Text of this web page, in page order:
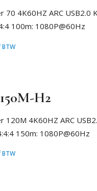
70 4K60HZ ARC USB2.0
100m: 1080P@60Hz
H2
120M 4K60HZ ARC
150m: 1080P@60Hz